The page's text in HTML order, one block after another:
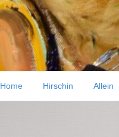
Home Hirschin Allein